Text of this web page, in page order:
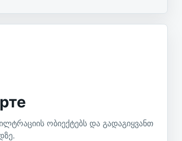
ობიექტებს და გადაგიყვანთ